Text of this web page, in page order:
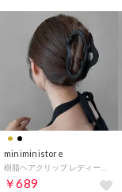
miniministore
￥689